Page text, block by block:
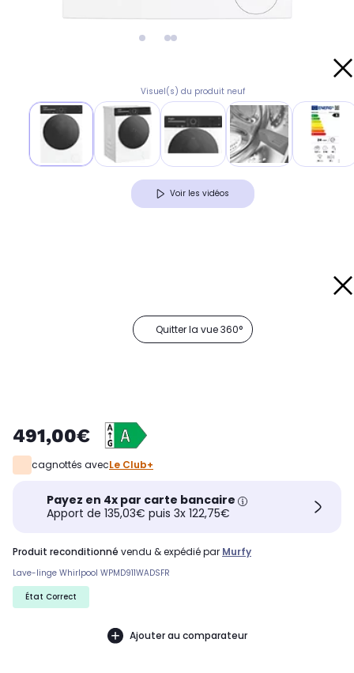
Visuel(s) du produit neuf
Voir les vidéos
Quitter la vue 360°
491,00€
cagnottés avecLe Club+
Payez en 4x par carte bancaire
Apport de 135,03€ puis 3x 122,75€
produit reconditionné vendu & expédié par Murfy
Lave-linge Whirlpool WPMD911WADSFR
État Correct
Ajouter au comparateur